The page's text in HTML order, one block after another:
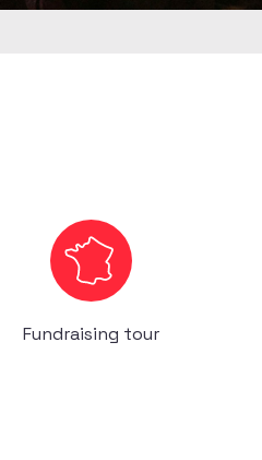
Fundraising tour